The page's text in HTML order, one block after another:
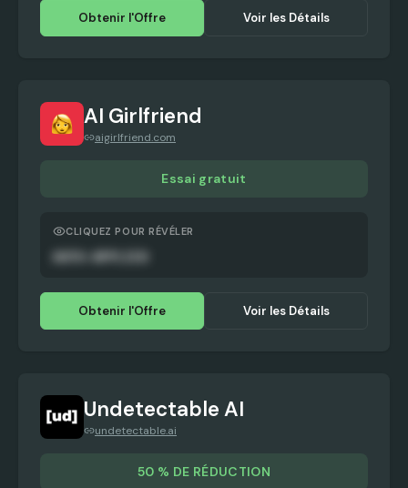
Obtenir l'Offre Voir les Détails
AI Girlfriend
aigirlfriend.com
Essai gratuit
CLIQUEZ POUR RÉVÉLER
Obtenir l'Offre Voir les Détails
Undetectable AI
undetectable.ai
50 % DE RÉDUCTION